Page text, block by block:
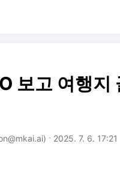
보고 여행
2025. 7. 6. 17:21